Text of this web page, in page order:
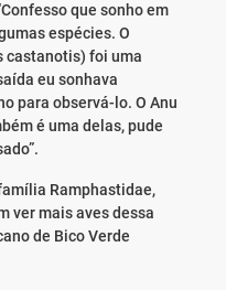
que sonho em
espécies. O
castanotis) foi uma
eu sonhava
para observá-lo. O Anu
é uma delas, pude
Ramphastidae,
ver mais aves dessa
de Bico Verde